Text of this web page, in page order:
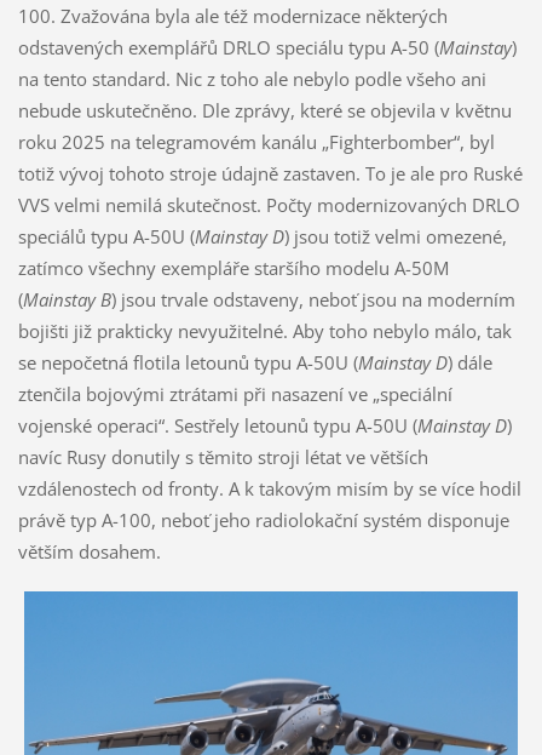
100. Zvažována byla ale též modernizace některých
odstavených exemplářů DRLO speciálu typu A-50 (Mainstay)
na tento standard. Nic z toho ale nebylo podle všeho ani
nebude uskutečněno. Dle zprávy, které se objevila v květnu
roku 2025 na telegramovém kanálu „Fighterbomber“, byl
totiž vývoj tohoto stroje údajně zastaven. To je ale pro Ruské
VVS velmi nemilá skutečnost. Počty modernizovaných DRLO
speciálů typu A-50U (Mainstay D) jsou totiž velmi omezené,
zatímco všechny exempláře staršího modelu A-50M
(Mainstay B) jsou trvale odstaveny, neboť jsou na moderním
bojišti již prakticky nevyužitelné. Aby toho nebylo málo, tak
se nepočetná flotila letounů typu A-50U (Mainstay D) dále
ztenčila bojovými ztrátami při nasazení ve „speciální
vojenské operaci“. Sestřely letounů typu A-50U (Mainstay D)
navíc Rusy donutily s těmito stroji létat ve větších
vzdálenostech od fronty. A k takovým misím by se více hodil
právě typ A-100, neboť jeho radiolokační systém disponuje
větším dosahem.